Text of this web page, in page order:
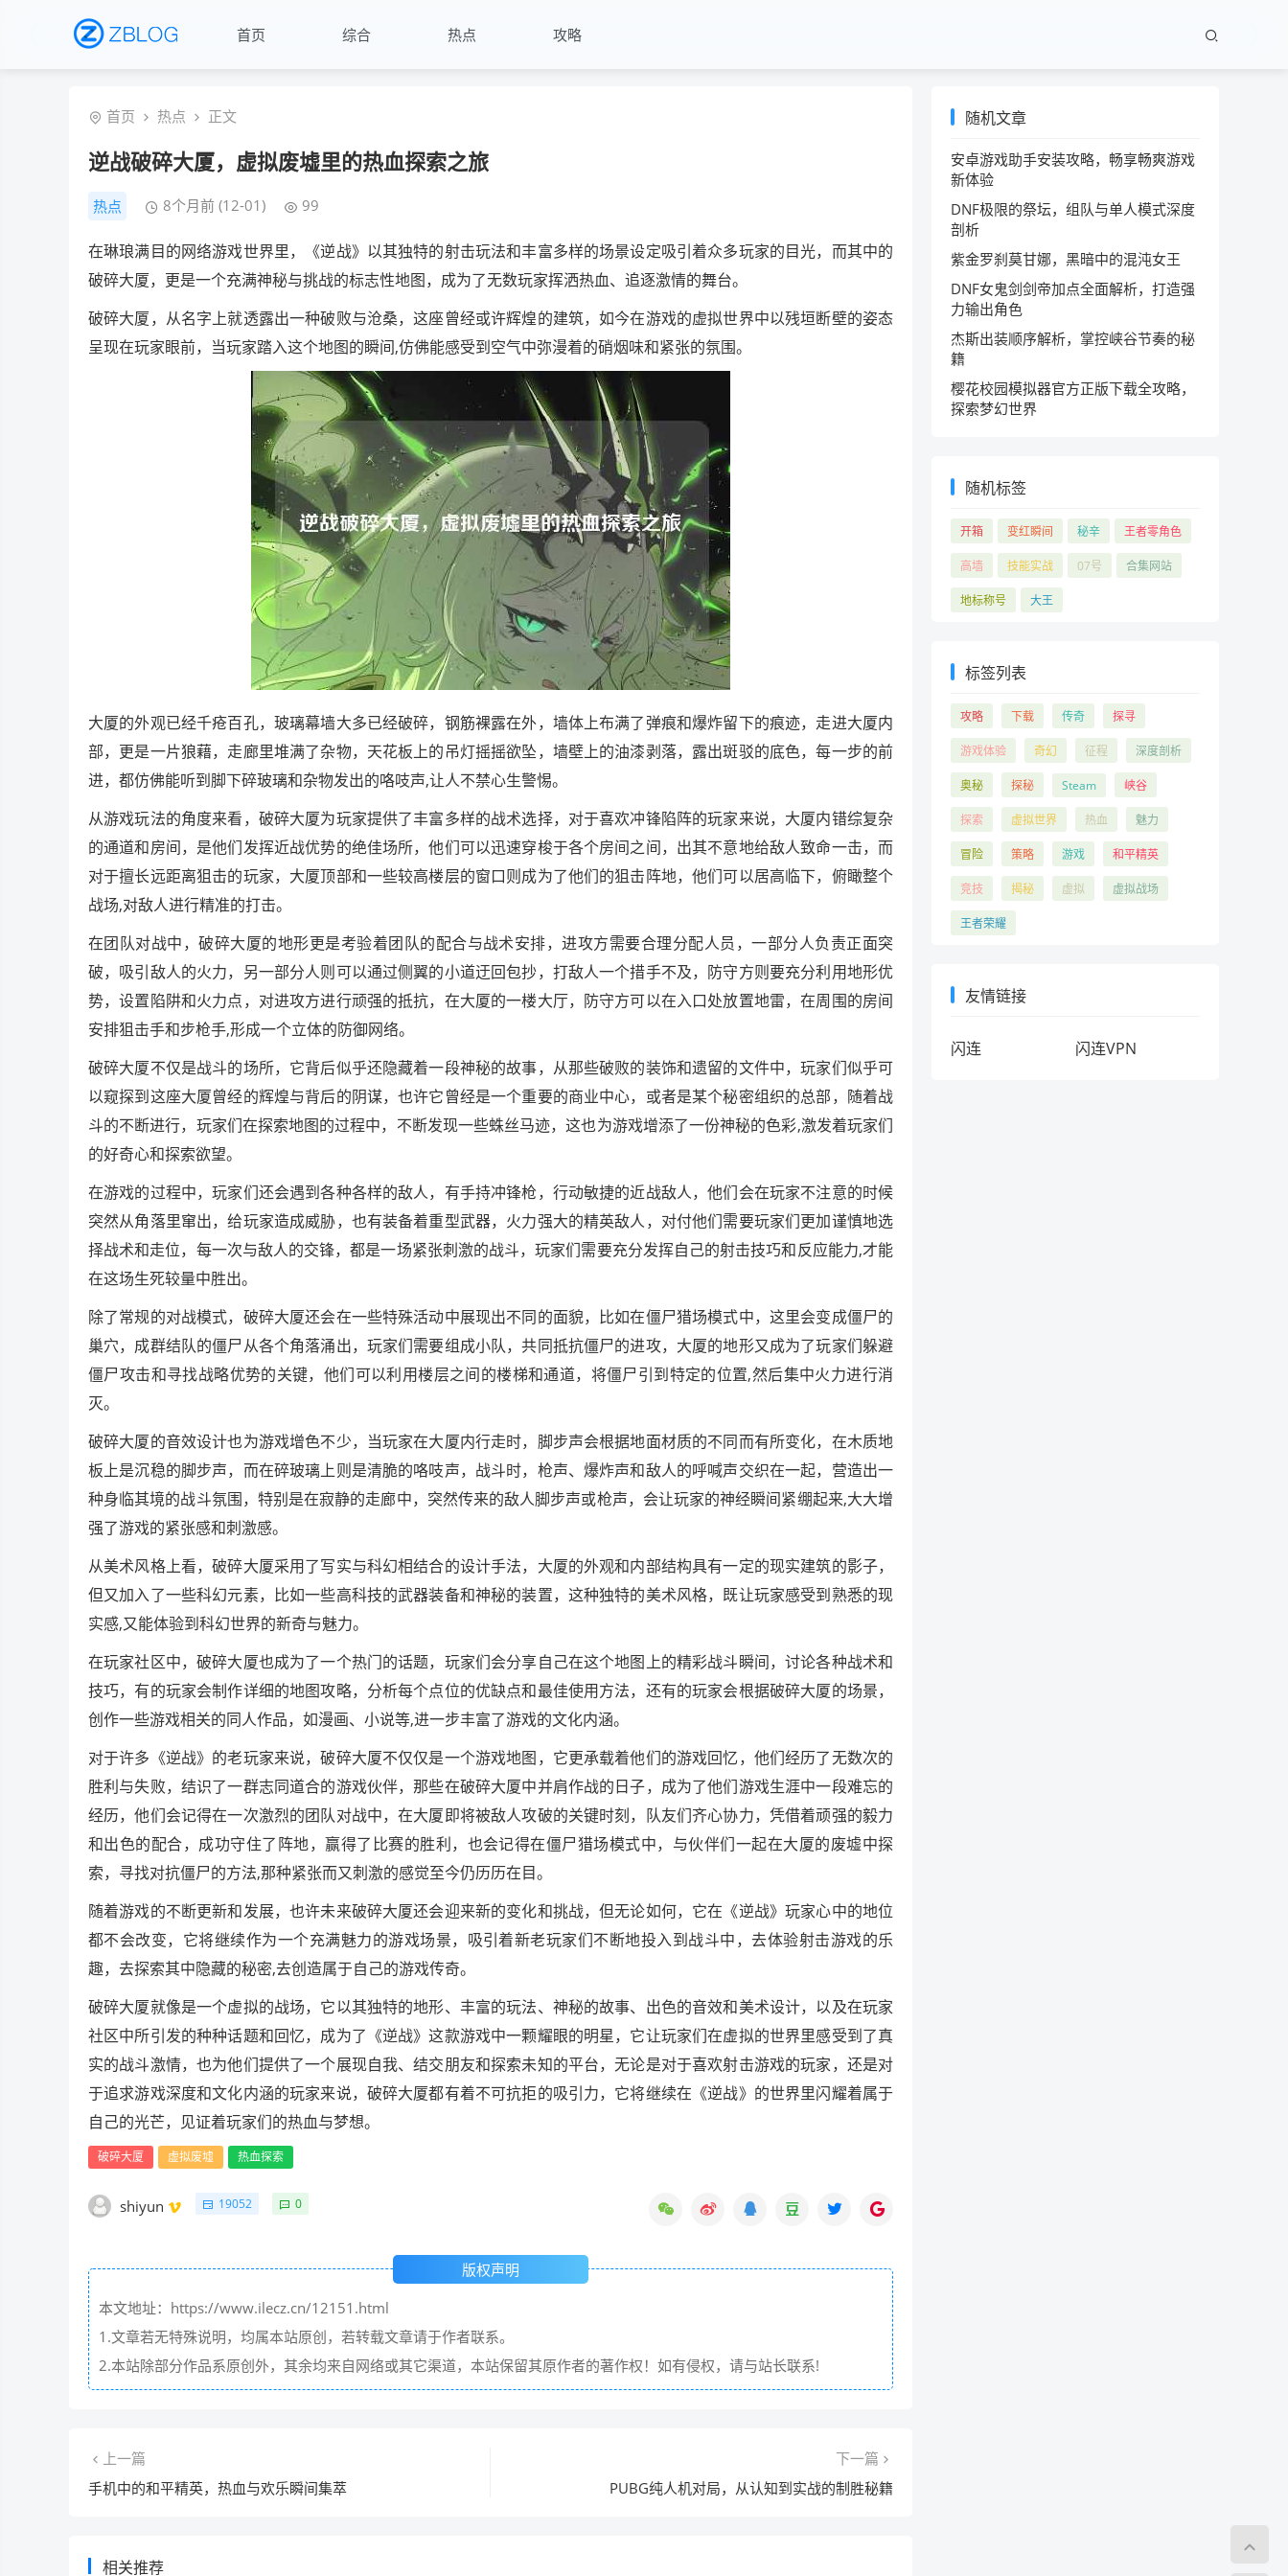
首页 综合 热点 攻略
首页 热点 正文
逆战破碎大厦，虚拟废墟里的热血探索之旅
热点 8个月前 (12-01) 99
在琳琅满目的网络游戏世界里，《逆战》以其独特的射击玩法和丰富多样的场景设定吸引着众多玩家的目光，而其中的
破碎大厦，更是一个充满神秘与挑战的标志性地图，成为了无数玩家挥洒热血、追逐激情的舞台。
破碎大厦，从名字上就透露出一种破败与沧桑，这座曾经或许辉煌的建筑，如今在游戏的虚拟世界中以残垣断壁的姿态
呈现在玩家眼前，当玩家踏入这个地图的瞬间,仿佛能感受到空气中弥漫着的硝烟味和紧张的氛围。
大厦的外观已经千疮百孔，玻璃幕墙大多已经破碎，钢筋裸露在外，墙体上布满了弹痕和爆炸留下的痕迹，走进大厦内
部，更是一片狼藉，走廊里堆满了杂物，天花板上的吊灯摇摇欲坠，墙壁上的油漆剥落，露出斑驳的底色，每一步的前
进，都仿佛能听到脚下碎玻璃和杂物发出的咯吱声,让人不禁心生警惕。
从游戏玩法的角度来看，破碎大厦为玩家提供了丰富多样的战术选择，对于喜欢冲锋陷阵的玩家来说，大厦内错综复杂
的通道和房间，是他们发挥近战优势的绝佳场所，他们可以迅速穿梭于各个房间之间，出其不意地给敌人致命一击，而
对于擅长远距离狙击的玩家，大厦顶部和一些较高楼层的窗口则成为了他们的狙击阵地，他们可以居高临下，俯瞰整个
战场,对敌人进行精准的打击。
在团队对战中，破碎大厦的地形更是考验着团队的配合与战术安排，进攻方需要合理分配人员，一部分人负责正面突
破，吸引敌人的火力，另一部分人则可以通过侧翼的小道迂回包抄，打敌人一个措手不及，防守方则要充分利用地形优
势，设置陷阱和火力点，对进攻方进行顽强的抵抗，在大厦的一楼大厅，防守方可以在入口处放置地雷，在周围的房间
安排狙击手和步枪手,形成一个立体的防御网络。
破碎大厦不仅是战斗的场所，它背后似乎还隐藏着一段神秘的故事，从那些破败的装饰和遗留的文件中，玩家们似乎可
以窥探到这座大厦曾经的辉煌与背后的阴谋，也许它曾经是一个重要的商业中心，或者是某个秘密组织的总部，随着战
斗的不断进行，玩家们在探索地图的过程中，不断发现一些蛛丝马迹，这也为游戏增添了一份神秘的色彩,激发着玩家们
的好奇心和探索欲望。
在游戏的过程中，玩家们还会遇到各种各样的敌人，有手持冲锋枪，行动敏捷的近战敌人，他们会在玩家不注意的时候
突然从角落里窜出，给玩家造成威胁，也有装备着重型武器，火力强大的精英敌人，对付他们需要玩家们更加谨慎地选
择战术和走位，每一次与敌人的交锋，都是一场紧张刺激的战斗，玩家们需要充分发挥自己的射击技巧和反应能力,才能
在这场生死较量中胜出。
除了常规的对战模式，破碎大厦还会在一些特殊活动中展现出不同的面貌，比如在僵尸猎场模式中，这里会变成僵尸的
巢穴，成群结队的僵尸从各个角落涌出，玩家们需要组成小队，共同抵抗僵尸的进攻，大厦的地形又成为了玩家们躲避
僵尸攻击和寻找战略优势的关键，他们可以利用楼层之间的楼梯和通道，将僵尸引到特定的位置,然后集中火力进行消
灭。
破碎大厦的音效设计也为游戏增色不少，当玩家在大厦内行走时，脚步声会根据地面材质的不同而有所变化，在木质地
板上是沉稳的脚步声，而在碎玻璃上则是清脆的咯吱声，战斗时，枪声、爆炸声和敌人的呼喊声交织在一起，营造出一
种身临其境的战斗氛围，特别是在寂静的走廊中，突然传来的敌人脚步声或枪声，会让玩家的神经瞬间紧绷起来,大大增
强了游戏的紧张感和刺激感。
从美术风格上看，破碎大厦采用了写实与科幻相结合的设计手法，大厦的外观和内部结构具有一定的现实建筑的影子，
但又加入了一些科幻元素，比如一些高科技的武器装备和神秘的装置，这种独特的美术风格，既让玩家感受到熟悉的现
实感,又能体验到科幻世界的新奇与魅力。
在玩家社区中，破碎大厦也成为了一个热门的话题，玩家们会分享自己在这个地图上的精彩战斗瞬间，讨论各种战术和
技巧，有的玩家会制作详细的地图攻略，分析每个点位的优缺点和最佳使用方法，还有的玩家会根据破碎大厦的场景，
创作一些游戏相关的同人作品，如漫画、小说等,进一步丰富了游戏的文化内涵。
对于许多《逆战》的老玩家来说，破碎大厦不仅仅是一个游戏地图，它更承载着他们的游戏回忆，他们经历了无数次的
胜利与失败，结识了一群志同道合的游戏伙伴，那些在破碎大厦中并肩作战的日子，成为了他们游戏生涯中一段难忘的
经历，他们会记得在一次激烈的团队对战中，在大厦即将被敌人攻破的关键时刻，队友们齐心协力，凭借着顽强的毅力
和出色的配合，成功守住了阵地，赢得了比赛的胜利，也会记得在僵尸猎场模式中，与伙伴们一起在大厦的废墟中探
索，寻找对抗僵尸的方法,那种紧张而又刺激的感觉至今仍历历在目。
随着游戏的不断更新和发展，也许未来破碎大厦还会迎来新的变化和挑战，但无论如何，它在《逆战》玩家心中的地位
都不会改变，它将继续作为一个充满魅力的游戏场景，吸引着新老玩家们不断地投入到战斗中，去体验射击游戏的乐
趣，去探索其中隐藏的秘密,去创造属于自己的游戏传奇。
破碎大厦就像是一个虚拟的战场，它以其独特的地形、丰富的玩法、神秘的故事、出色的音效和美术设计，以及在玩家
社区中所引发的种种话题和回忆，成为了《逆战》这款游戏中一颗耀眼的明星，它让玩家们在虚拟的世界里感受到了真
实的战斗激情，也为他们提供了一个展现自我、结交朋友和探索未知的平台，无论是对于喜欢射击游戏的玩家，还是对
于追求游戏深度和文化内涵的玩家来说，破碎大厦都有着不可抗拒的吸引力，它将继续在《逆战》的世界里闪耀着属于
自己的光芒，见证着玩家们的热血与梦想。
破碎大厦 虚拟废墟 热血探索
shiyun 19052 0
版权声明
本文地址：https://www.ilecz.cn/12151.html
1.文章若无特殊说明，均属本站原创，若转载文章请于作者联系。
2.本站除部分作品系原创外，其余均来自网络或其它渠道，本站保留其原作者的著作权！如有侵权，请与站长联系!
上一篇
手机中的和平精英，热血与欢乐瞬间集萃
下一篇
PUBG纯人机对局，从认知到实战的制胜秘籍
相关推荐
随机文章
安卓游戏助手安装攻略，畅享畅爽游戏
新体验
DNF极限的祭坛，组队与单人模式深度
剖析
紫金罗刹莫甘娜，黑暗中的混沌女王
DNF女鬼剑剑帝加点全面解析，打造强
力输出角色
杰斯出装顺序解析，掌控峡谷节奏的秘
籍
樱花校园模拟器官方正版下载全攻略，
探索梦幻世界
随机标签
开箱 变红瞬间 秘辛 王者零角色
高墙 技能实战 07号 合集网站
地标称号 大王
标签列表
攻略 下载 传奇 探寻
游戏体验 奇幻 征程 深度剖析
奥秘 探秘 Steam 峡谷
探索 虚拟世界 热血 魅力
冒险 策略 游戏 和平精英
竞技 揭秘 虚拟 虚拟战场
王者荣耀
友情链接
闪连 闪连VPN